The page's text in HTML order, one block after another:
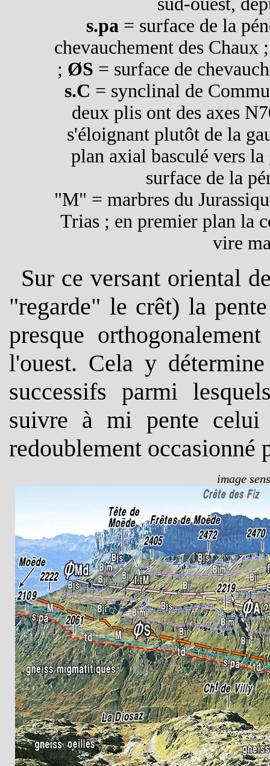
s.pa = surface de la
chevauchement des Chaux
; ØS = surface de
s.C = synclinal de
deux plis ont des axes
s'éloignant plutôt de la
plan axial basculé vers
surface de la
"M" = marbres du
Trias ; en premier plan la
vire
Sur ce versant oriental
"regarde" le crêt) la
presque
l'ouest. Cela y
successifs parmi
suivre à mi pente celui
redoublement occasionné
image